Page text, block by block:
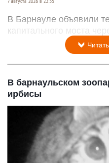
В Барнауле объявили
капитального моста
В барнаульском
ирбисы